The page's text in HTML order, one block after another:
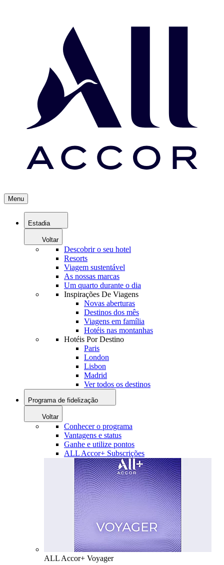
Menu
Estadia
Voltar
Descobrir o seu hotel
Resorts
Viagem sustentável
As nossas marcas
Um quarto durante o dia
Inspirações De Viagens
Novas aberturas
Destinos dos mês
Viagens em família
Hotéis nas montanhas
Hotéis Por Destino
Paris
London
Lisbon
Madrid
Ver todos os destinos
Programa de fidelização
Voltar
Conhecer o programa
Vantagens e status
Ganhe e utilize pontos
ALL Accor+ Subscrições
ALL Accor+ Voyager